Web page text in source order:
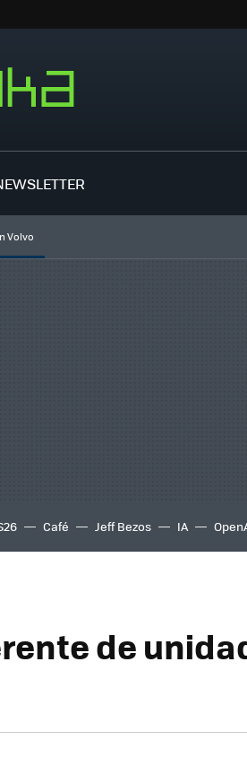
Volvo
Café Jeff Bezos IA
de